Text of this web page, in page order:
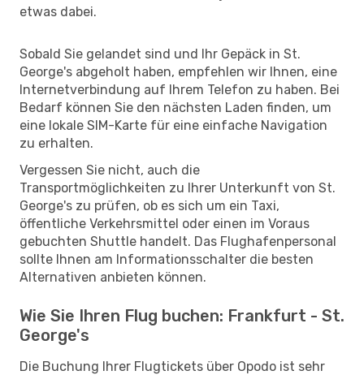
etwas dabei.
Sobald Sie gelandet sind und Ihr Gepäck in St.
George's abgeholt haben, empfehlen wir Ihnen, eine
Internetverbindung auf Ihrem Telefon zu haben. Bei
Bedarf können Sie den nächsten Laden finden, um
eine lokale SIM-Karte für eine einfache Navigation
zu erhalten.
Vergessen Sie nicht, auch die
Transportmöglichkeiten zu Ihrer Unterkunft von St.
George's zu prüfen, ob es sich um ein Taxi,
öffentliche Verkehrsmittel oder einen im Voraus
gebuchten Shuttle handelt. Das Flughafenpersonal
sollte Ihnen am Informationsschalter die besten
Alternativen anbieten können.
Wie Sie Ihren Flug buchen: Frankfurt - St.
George's
Die Buchung Ihrer Flugtickets über Opodo ist sehr